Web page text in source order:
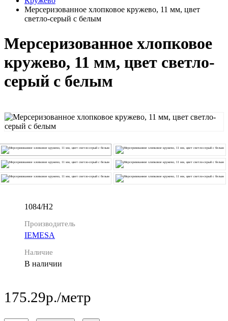
Мерсеризованное хлопковое кружево, 11 мм, цвет
светло-серый с белым
Мерсеризованное хлопковое
кружево, 11 мм, цвет светло-
серый с белым
1084/H2
Производитель
IEMESA
Наличие
В наличии
175.29р./метр